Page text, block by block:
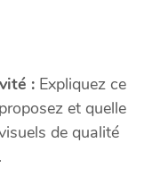
: Expliquez ce
et quelle
de qualité